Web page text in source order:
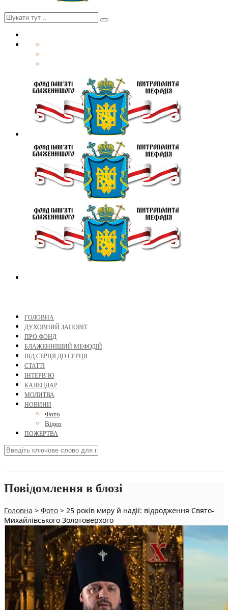
ГОЛОВНА
ДУХОВНИЙ ЗАПОВІТ
ПРО ФОНД
БЛАЖЕННІШИЙ МЕФОДІЙ
ВІД СЕРЦЯ ДО СЕРЦЯ
СТАТТІ
ІНТЕРВ’Ю
КАЛЕНДАР
МОЛИТВА
НОВИНИ
Фото
Відео
ПОЖЕРТВА
Повідомлення в блозі
Головна > Фото > 25 років миру й надії: відродження Свято-
Михайлівського Золотоверхого